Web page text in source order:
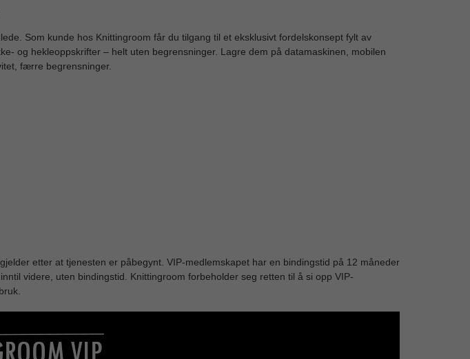
Som kunde hos Knittingroom får du tilgang til et eksklusivt fordelskonsept fylt av
og hekleoppskrifter – helt uten begrensninger. Lagre dem på datamaskinen, mobilen
færre begrensninger.
etter at tjenesten er påbegynt. VIP-medlemskapet har en bindingstid på 12 måneder
videre, uten bindingstid. Knittingroom forbeholder seg retten til å si opp VIP-